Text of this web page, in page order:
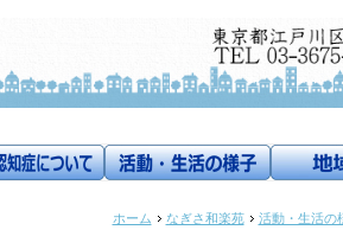
ホーム なぎさ和楽苑 活動・生活の